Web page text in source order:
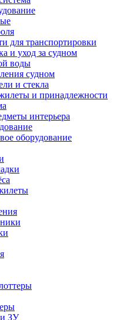
для транспортировки
и уход за судном
воды
судном
и стекла
и принадлежности
интерьера
оборудование
ЗУ